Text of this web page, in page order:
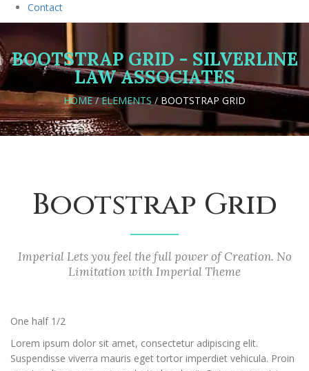
Contact
BOOTSTRAP GRID - SILVERLINE
LAW ASSOCIATES
HOME/ELEMENTS/ BOOTSTRAP GRID
Bootstrap Grid
Imperial Lets you feel the full power of Creation. No
Limitation with Imperial Theme
One half 1/2
Lorem ipsum dolor sit amet, consectetur adipiscing elit.
Suspendisse viverra mauris eget tortor imperdiet vehicula. Proin